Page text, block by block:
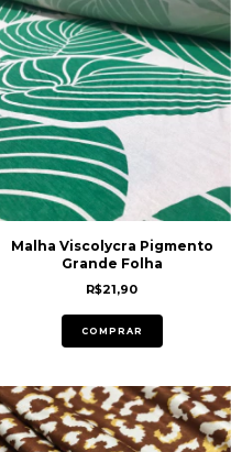
Malha Viscolycra Pigmento
Grande Folha
R$21,90
COMPRAR